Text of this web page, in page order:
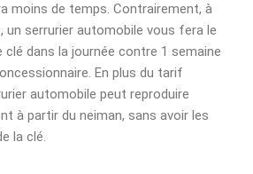
moins de temps. Contrairement, à
un serrurier automobile vous fera le
clé dans la journée contre 1 semaine
En plus du tarif
automobile peut reproduire
à partir du neiman, sans avoir les
la clé.